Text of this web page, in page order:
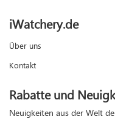
iWatchery.de
Über uns
Kontakt
Rabatte und
Neuigkeiten aus der Welt